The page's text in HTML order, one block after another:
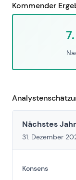
Kommender
Nächstes Jahr
31. Dezember
Konsens